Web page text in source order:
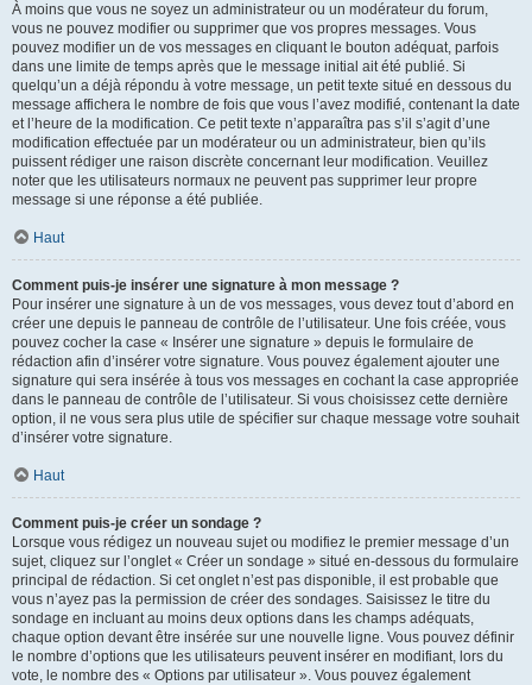
À moins que vous ne soyez un administrateur ou un modérateur du forum,
vous ne pouvez modifier ou supprimer que vos propres messages. Vous
pouvez modifier un de vos messages en cliquant le bouton adéquat, parfois
dans une limite de temps après que le message initial ait été publié. Si
quelqu’un a déjà répondu à votre message, un petit texte situé en dessous du
message affichera le nombre de fois que vous l’avez modifié, contenant la date
et l’heure de la modification. Ce petit texte n’apparaîtra pas s’il s’agit d’une
modification effectuée par un modérateur ou un administrateur, bien qu’ils
puissent rédiger une raison discrète concernant leur modification. Veuillez
noter que les utilisateurs normaux ne peuvent pas supprimer leur propre
message si une réponse a été publiée.
Haut
Comment puis-je insérer une signature à mon message ?
Pour insérer une signature à un de vos messages, vous devez tout d’abord en
créer une depuis le panneau de contrôle de l’utilisateur. Une fois créée, vous
pouvez cocher la case « Insérer une signature » depuis le formulaire de
rédaction afin d’insérer votre signature. Vous pouvez également ajouter une
signature qui sera insérée à tous vos messages en cochant la case appropriée
dans le panneau de contrôle de l’utilisateur. Si vous choisissez cette dernière
option, il ne vous sera plus utile de spécifier sur chaque message votre souhait
d’insérer votre signature.
Haut
Comment puis-je créer un sondage ?
Lorsque vous rédigez un nouveau sujet ou modifiez le premier message d’un
sujet, cliquez sur l’onglet « Créer un sondage » situé en-dessous du formulaire
principal de rédaction. Si cet onglet n’est pas disponible, il est probable que
vous n’ayez pas la permission de créer des sondages. Saisissez le titre du
sondage en incluant au moins deux options dans les champs adéquats,
chaque option devant être insérée sur une nouvelle ligne. Vous pouvez définir
le nombre d’options que les utilisateurs peuvent insérer en modifiant, lors du
vote, le nombre des « Options par utilisateur ». Vous pouvez également